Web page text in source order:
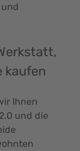
kaufen
Ihnen
und die